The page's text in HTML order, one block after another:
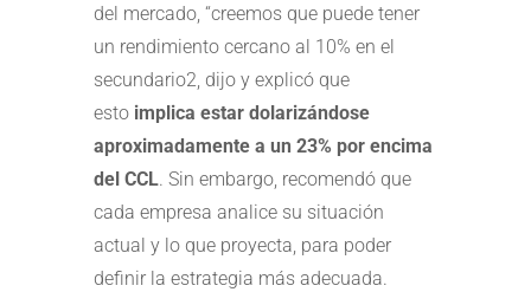
del mercado, “creemos que puede tener
un rendimiento cercano al 10% en el
secundario2, dijo y explicó que
esto implica estar dolarizándose
aproximadamente a un 23% por encima
del CCL. Sin embargo, recomendó que
cada empresa analice su situación
actual y lo que proyecta, para poder
definir la estrategia más adecuada.